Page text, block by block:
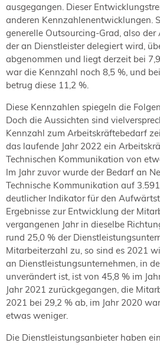
ausgegangen. Dieser
anderen Kennzahlenentwicklungen.
generelle Outsourcing-Grad, also
der an Dienstleister delegiert wird,
abgenommen und liegt derzeit bei
war die Kennzahl noch 8,5 %, und
betrug diese 11,2 %.
Diese Kennzahlen spiegeln die
Doch die Aussichten sind
Kennzahl zum Arbeitskräftebedarf
das laufende Jahr 2022 ein
Technischen Kommunikation von
Im Jahr zuvor wurde der Bedarf an
Technische Kommunikation auf
deutlicher Indikator für den
Ergebnisse zur Entwicklung der
vergangenen Jahr in dieselbe
rund 25,0 % der
Mitarbeiterzahl zu, so sind es 2021
an Dienstleistungsunternehmen, in
unverändert ist, ist von 45,8 % im
Jahr 2021 zurückgegangen, die
2021 bei 29,2 % ab, im Jahr 2020
etwas weniger.
Die Dienstleistungsanbieter haben